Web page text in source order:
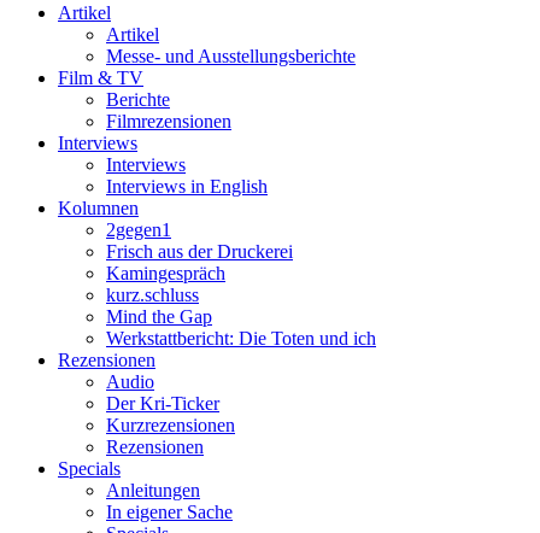
Artikel
Artikel
Messe- und Ausstellungsberichte
Film & TV
Berichte
Filmrezensionen
Interviews
Interviews
Interviews in English
Kolumnen
2gegen1
Frisch aus der Druckerei
Kamingespräch
kurz.schluss
Mind the Gap
Werkstattbericht: Die Toten und ich
Rezensionen
Audio
Der Kri-Ticker
Kurzrezensionen
Rezensionen
Specials
Anleitungen
In eigener Sache